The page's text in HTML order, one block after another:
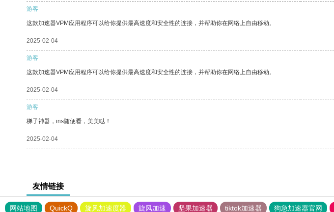
游客
这款加速器VPM应用程序可以给你提供最高速度和安全性的连接，并帮助你在网络上自由移动。
2025-02-04
游客
这款加速器VPM应用程序可以给你提供最高速度和安全性的连接，并帮助你在网络上自由移动。
2025-02-04
游客
梯子神器，ins随便看，美美哒！
2025-02-04
友情链接
网站地图 QuickQ 旋风加速度器 旋风加速 坚果加速器 tiktok加速器 狗急加速器官网